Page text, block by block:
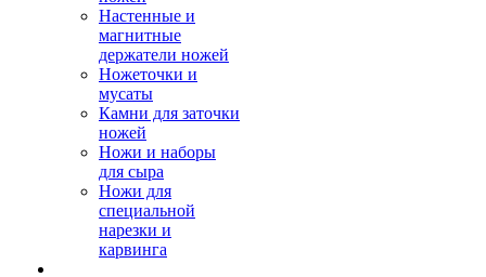
Настенные и
магнитные
держатели ножей
Ножеточки и
мусаты
Камни для заточки
ножей
Ножи и наборы
для сыра
Ножи для
специальной
нарезки и
карвинга